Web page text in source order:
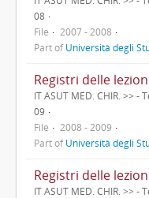
08
File
2007 - 2008
Part ofUniversità degli
IT ASUT MED. CHIR. >> -
09
File
2008 - 2009
Part ofUniversità degli
Registri delle
IT ASUT MED. CHIR. >> -